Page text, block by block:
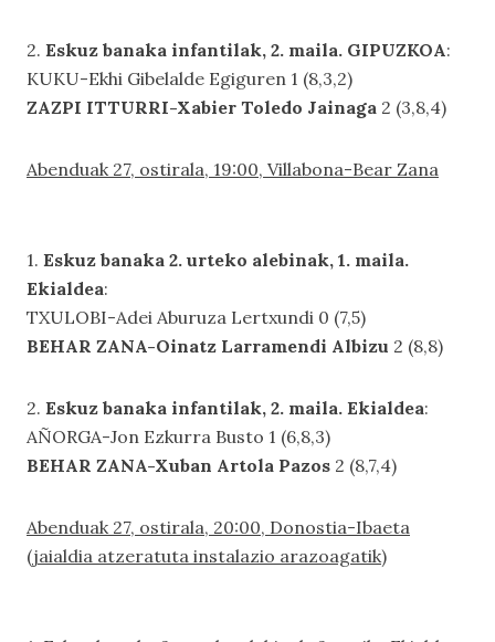
2. Eskuz banaka infantilak, 2. maila. GIPUZKOA:
KUKU-Ekhi Gibelalde Egiguren 1 (8,3,2)
ZAZPI ITTURRI-Xabier Toledo Jainaga 2 (3,8,4)
Abenduak 27, ostirala, 19:00, Villabona-Bear Zana
1. Eskuz banaka 2. urteko alebinak, 1. maila.
Ekialdea:
TXULOBI-Adei Aburuza Lertxundi 0 (7,5)
BEHAR ZANA-Oinatz Larramendi Albizu 2 (8,8)
2. Eskuz banaka infantilak, 2. maila. Ekialdea:
AÑORGA-Jon Ezkurra Busto 1 (6,8,3)
BEHAR ZANA-Xuban Artola Pazos 2 (8,7,4)
Abenduak 27, ostirala, 20:00, Donostia-Ibaeta
(jaialdia atzeratuta instalazio arazoagatik)